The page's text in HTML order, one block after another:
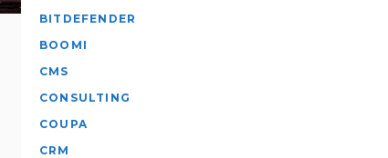
BITDEFENDER
BOOMI
CMS
CONSULTING
COUPA
CRM